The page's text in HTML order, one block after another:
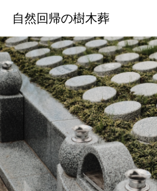
自然回帰の樹木葬